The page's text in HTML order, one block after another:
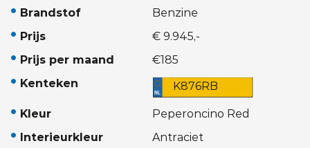
Brandstof
Benzine
Prijs
€ 9.945,-
Prijs per maand
€185
Kenteken
K876RB
Kleur
Peperoncino Red
Interieurkleur
Antraciet